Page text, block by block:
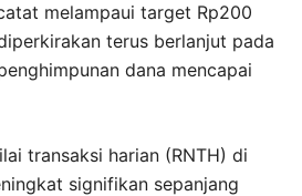
melampaui target Rp200
terus berlanjut pada
dana mencapai
transaksi harian (RNTH) di
signifikan sepanjang